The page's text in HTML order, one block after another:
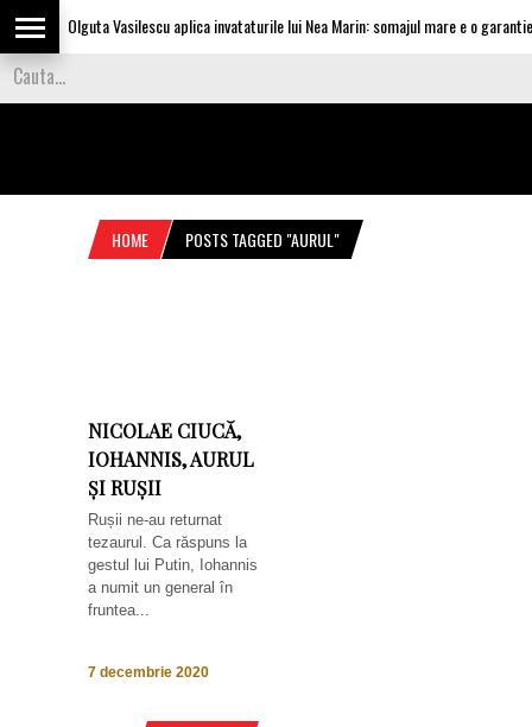
Olguta Vasilescu aplica invataturile lui Nea Marin: somajul mare e o
HOME POSTS TAGGED "AURUL"
NICOLAE CIUCĂ,
IOHANNIS, AURUL
ȘI RUȘII
Rușii ne-au returnat
tezaurul. Ca răspuns la
gestul lui Putin, Iohannis
a numit un general în
fruntea...
7 decembrie 2020